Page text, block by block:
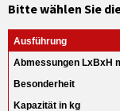
Bitte wählen Sie